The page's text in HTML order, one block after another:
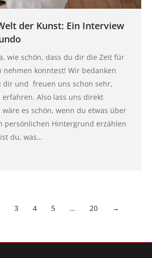
der Kunst: Ein Interview
wie schön, dass du dir die Zeit für
nehmen konntest! Wir bedanken
dir und freuen uns schon sehr,
Also lass uns direkt
wäre es schön, wenn du etwas über
persönlichen Hintergrund erzählen
du, was…
3 4 5 … 20 →